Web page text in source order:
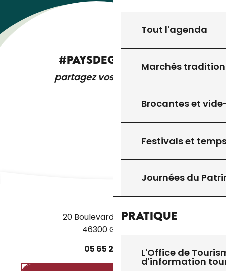
Tout l'agenda
Marchés
Brocantes et
Festivals et
Journées du
Pratique
L'Office de
d'information
#PAYSDEGOURDON
partagez vos expériences
20 Boulevard des Martyrs
46300 Gourdon
05 65 27 50